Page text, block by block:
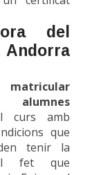
del
matricular
curs amb
que
tenir la
fet que